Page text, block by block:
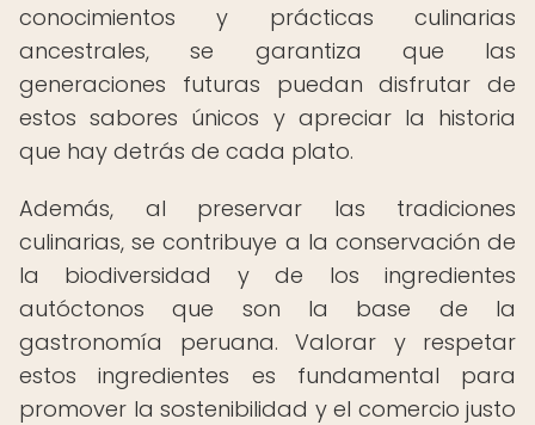
conocimientos y prácticas culinarias
ancestrales, se garantiza que las
generaciones futuras puedan disfrutar de
estos sabores únicos y apreciar la historia
que hay detrás de cada plato.
Además, al preservar las tradiciones
culinarias, se contribuye a la conservación de
la biodiversidad y de los ingredientes
autóctonos que son la base de la
gastronomía peruana. Valorar y respetar
estos ingredientes es fundamental para
promover la sostenibilidad y el comercio justo